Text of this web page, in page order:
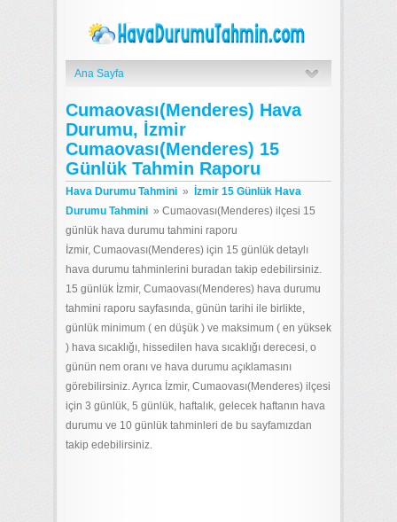
Ana Sayfa
Cumaovası(Menderes) Hava
Durumu, İzmir
Cumaovası(Menderes) 15
Günlük Tahmin Raporu
Hava Durumu Tahmini »
İzmir 15 Günlük Hava
Durumu Tahmini » Cumaovası(Menderes) ilçesi 15
günlük hava durumu tahmini raporu
İzmir, Cumaovası(Menderes) için 15 günlük detaylı
hava durumu tahminlerini buradan takip edebilirsiniz.
15 günlük İzmir, Cumaovası(Menderes) hava durumu
tahmini raporu sayfasında, günün tarihi ile birlikte,
günlük minimum ( en düşük ) ve maksimum ( en yüksek
) hava sıcaklığı, hissedilen hava sıcaklığı derecesi, o
günün nem oranı ve hava durumu açıklamasını
görebilirsiniz. Ayrıca İzmir, Cumaovası(Menderes) ilçesi
için 3 günlük, 5 günlük, haftalık, gelecek haftanın hava
durumu ve 10 günlük tahminleri de bu sayfamızdan
takip edebilirsiniz.